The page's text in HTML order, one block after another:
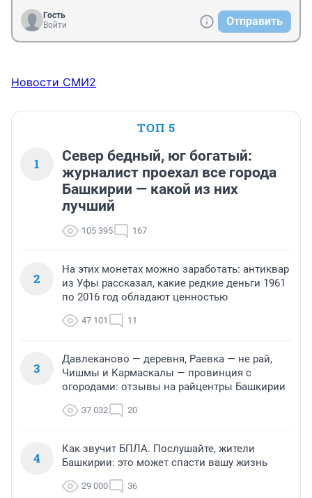
Гость
Войти
Отправить
Новости СМИ2
ТОП 5
1
Север бедный, юг богатый:
журналист проехал все города
Башкирии — какой из них
лучший
105 395 167
2
На этих монетах можно заработать: антиквар
из Уфы рассказал, какие редкие деньги 1961
по 2016 год обладают ценностью
47 101 11
3
Давлеканово — деревня, Раевка — не рай,
Чишмы и Кармаскалы — провинция с
огородами: отзывы на райцентры Башкирии
37 032 20
4
Как звучит БПЛА. Послушайте, жители
Башкирии: это может спасти вашу жизнь
29 000 36